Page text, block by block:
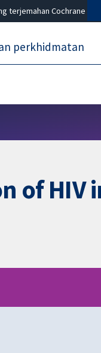
terjemahan Cochrane
perkhidmatan
of HIV